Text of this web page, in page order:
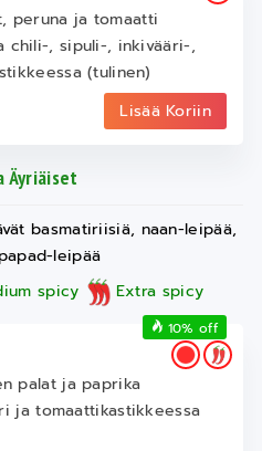
peruna ja tomaatti
chili-, sipuli-, inkivääri-,
(tulinen)
Lisää Koriin
Äyriäiset
basmatiriisiä, naan-leipää,
leipää
spicy Extra spicy
palat ja paprika
ja tomaattikastikkeessa
10% off